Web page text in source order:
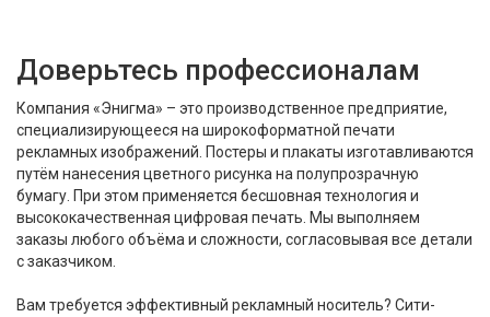
Доверьтесь профессионалам
Компания «Энигма» – это производственное предприятие,
специализирующееся на широкоформатной печати
рекламных изображений. Постеры и плакаты изготавливаются
путём нанесения цветного рисунка на полупрозрачную
бумагу. При этом применяется бесшовная технология и
высококачественная цифровая печать. Мы выполняем
заказы любого объёма и сложности, согласовывая все детали
с заказчиком.
Вам требуется эффективный рекламный носитель? Сити-